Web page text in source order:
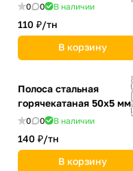
0 0 В наличии
110 ₽/тн
В корзину
Полоса стальная
горячекатаная 50х5 мм
0 0 В наличии
140 ₽/тн
В корзину